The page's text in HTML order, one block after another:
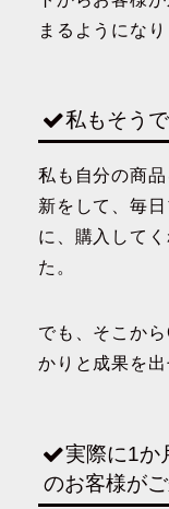
まるようになり
私もそうで
私も自分の商
新をして、毎
に、購入して
た。
でも、そこか
かりと成果を
実際に1か
のお客様が